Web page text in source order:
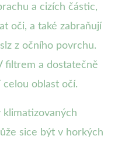
a cizích částic,
oči, a také zabraňují
z očního povrchu.
filtrem a dostatečně
oblast očí.
sice být v horkých